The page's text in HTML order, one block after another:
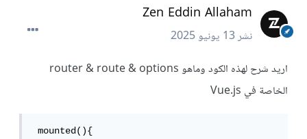
Zen Eddin Allaham
نشر13 يونيو 2025
اريد شرح لهذه الكود وماهو router & route & options
الخاصة في Vue.js
mounted(){